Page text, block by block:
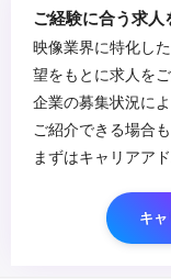
ご経験に合う求人
映像業界に特化し
望をもとに求人をご
企業の募集状況に
ご紹介できる場合も
まずはキャリアア
キ